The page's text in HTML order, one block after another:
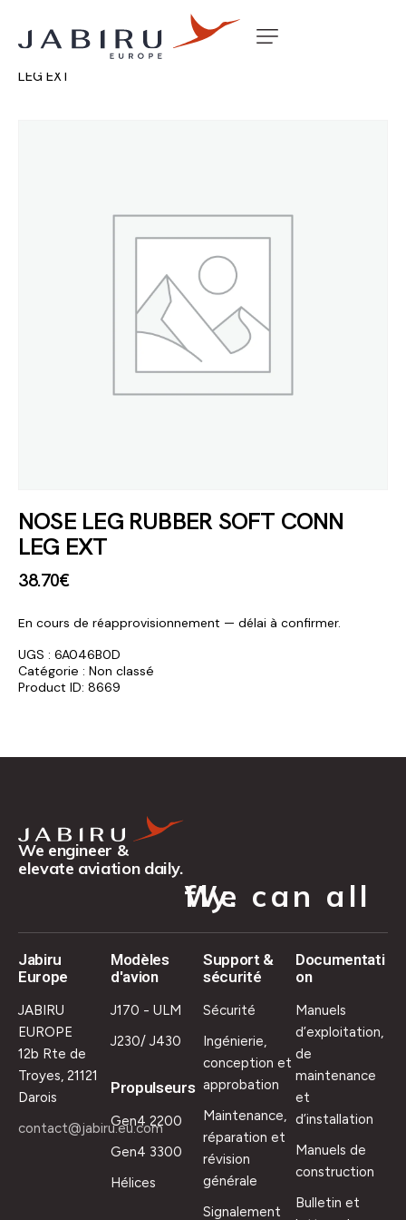
Accueil Non classé
LEG EXT
NOSE LEG RUBBER SOFT CONN
LEG EXT
38.70€
En cours de réapprovisionnement — délai à confirmer.
UGS : 6A046B0D
Catégorie : Non classé
Product ID: 8669
We engineer &
elevate aviation daily.
We can all fly.
Jabiru
Europe
JABIRU
EUROPE
12b Rte de
Troyes, 21121
Darois
contact@jabiru.eu.com
Modèles
d'avion
J170 - ULM
J230/ J430
Propulseurs
Gen4 2200
Gen4 3300
Hélices
Support &
sécurité
Sécurité
Ingénierie,
conception et
approbation
Maintenance,
réparation et
révision
générale
Signalement
Documentati
on
Manuels
d’exploitation,
de
maintenance
et
d’installation
Manuels de
construction
Bulletin et